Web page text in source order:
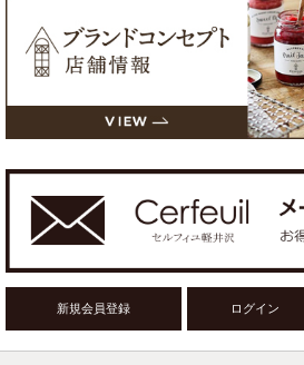
新規会員登録 ログイン